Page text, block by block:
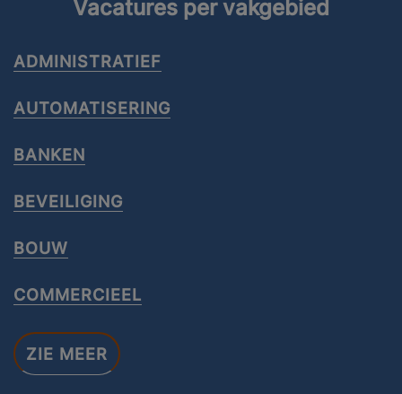
Vacatures per vakgebied
ADMINISTRATIEF
AUTOMATISERING
BANKEN
BEVEILIGING
BOUW
COMMERCIEEL
ZIE MEER